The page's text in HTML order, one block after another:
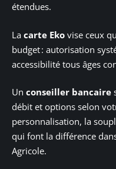
étendues.
La carte Eko vise ceux
budget : autorisation
accessibilité tous âges
Un conseiller bancaire
débit et options selon
personnalisation, la
qui font la différence
Agricole.